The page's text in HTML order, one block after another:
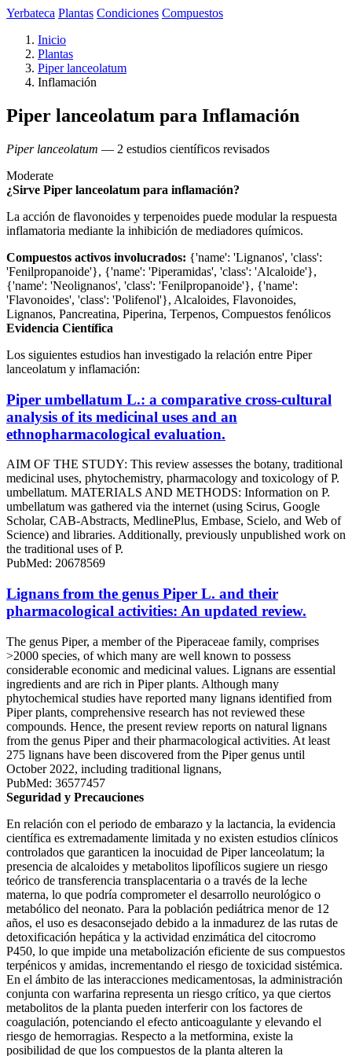
Yerbateca Plantas Condiciones Compuestos
Inicio
Plantas
Piper lanceolatum
Inflamación
Piper lanceolatum para Inflamación
Piper lanceolatum — 2 estudios científicos revisados
Moderate
¿Sirve Piper lanceolatum para inflamación?
La acción de flavonoides y terpenoides puede modular la respuesta
inflamatoria mediante la inhibición de mediadores químicos.
Compuestos activos involucrados: {'name': 'Lignanos', 'class':
'Fenilpropanoide'}, {'name': 'Piperamidas', 'class': 'Alcaloide'},
{'name': 'Neolignanos', 'class': 'Fenilpropanoide'}, {'name':
'Flavonoides', 'class': 'Polifenol'}, Alcaloides, Flavonoides,
Lignanos, Pancreatina, Piperina, Terpenos, Compuestos fenólicos
Evidencia Científica
Los siguientes estudios han investigado la relación entre Piper
lanceolatum y inflamación:
Piper umbellatum L.: a comparative cross-cultural
analysis of its medicinal uses and an
ethnopharmacological evaluation.
AIM OF THE STUDY: This review assesses the botany, traditional
medicinal uses, phytochemistry, pharmacology and toxicology of P.
umbellatum. MATERIALS AND METHODS: Information on P.
umbellatum was gathered via the internet (using Scirus, Google
Scholar, CAB-Abstracts, MedlinePlus, Embase, Scielo, and Web of
Science) and libraries. Additionally, previously unpublished work on
the traditional uses of P.
PubMed: 20678569
Lignans from the genus Piper L. and their
pharmacological activities: An updated review.
The genus Piper, a member of the Piperaceae family, comprises
>2000 species, of which many are well known to possess
considerable economic and medicinal values. Lignans are essential
ingredients and are rich in Piper plants. Although many
phytochemical studies have reported many lignans identified from
Piper plants, comprehensive research has not reviewed these
compounds. Hence, the present review reports on natural lignans
from the genus Piper and their pharmacological activities. At least
275 lignans have been discovered from the Piper genus until
October 2022, including traditional lignans,
PubMed: 36577457
Seguridad y Precauciones
En relación con el periodo de embarazo y la lactancia, la evidencia
científica es extremadamente limitada y no existen estudios clínicos
controlados que garanticen la inocuidad de Piper lanceolatum; la
presencia de alcaloides y metabolitos lipofílicos sugiere un riesgo
teórico de transferencia transplacentaria o a través de la leche
materna, lo que podría comprometer el desarrollo neurológico o
metabólico del neonato. Para la población pediátrica menor de 12
años, el uso es desaconsejado debido a la inmadurez de las rutas de
detoxificación hepática y la actividad enzimática del citocromo
P450, lo que impide una metabolización eficiente de sus compuestos
terpénicos y amidas, incrementando el riesgo de toxicidad sistémica.
En el ámbito de las interacciones medicamentosas, la administración
conjunta con warfarina representa un riesgo crítico, ya que ciertos
metabolitos de la planta pueden interferir con los factores de
coagulación, potenciando el efecto anticoagulante y elevando el
riesgo de hemorragias. Respecto a la metformina, existe la
posibilidad de que los compuestos de la planta alteren la